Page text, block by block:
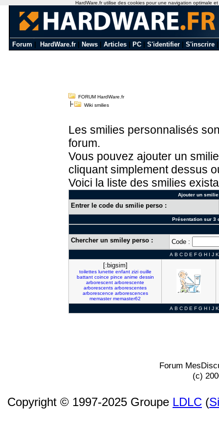
Forum HardWare.fr News Articles PC S'identifier S'inscrire
FORUM HardWare.fr
Wiki smilies
Les smilies personnalisés
forum.
Vous pouvez ajouter un
cliquant simplement dessus
Voici la liste des smilies
Ajouter un
Entrer le code du smilie perso :
Présentation sur 3
Chercher un smiley perso : Code :
A B C D E F G H I J K
[:bigsim]
toilettes lunette enfant zizi ouille
battant coince pince anime dessin
arborescent arborescente
arborescents arborescentes
arborescence arborescences
memaster memaster62
A B C D E F G H I J K
Forum
(c)
Copyright © 1997-2025 Groupe LDLC (
HardWare.fr utilise des cookies pour une navigation optimale